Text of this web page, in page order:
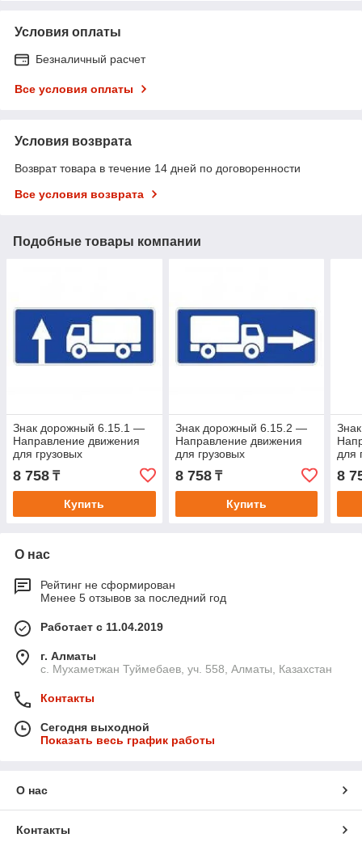
Условия оплаты
Безналичный расчет
Все условия оплаты
Условия возврата
Возврат товара в течение 14 дней по договоренности
Все условия возврата
Подобные товары компании
Знак дорожный 6.15.1 —
Направление движения
для грузовых
автомобилей
8 758 ₸
Купить
Знак дорожный 6.15.2 —
Направление движения
для грузовых
автомобилей
8 758₸
Купить
для
8
О нас
Рейтинг не сформирован
Менее 5 отзывов за последний год
Работает с 11.04.2019
г. Алматы
с. Мухаметжан Туймебаев, уч. 558, Алматы, Казахстан
Контакты
Сегодня выходной
Показать весь график работы
О нас
Контакты